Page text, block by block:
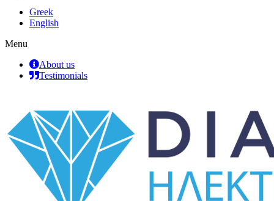
Greek
English
Menu
About us
Testimonials